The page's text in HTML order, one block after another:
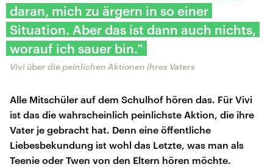
daran, mich zu ärgern in so einer
Situation. Aber das ist dann auch nichts,
worauf ich sauer bin."
Vivi über die peinlichen Aktionen ihres Vaters
Alle Mitschüler auf dem Schulhof hören das. Für Vivi
ist das die wahrscheinlich peinlichste Aktion, die ihre
Vater je gebracht hat. Denn eine öffentliche
Liebesbekundung ist wohl das Letzte, was man als
Teenie oder Twen von den Eltern hören möchte.